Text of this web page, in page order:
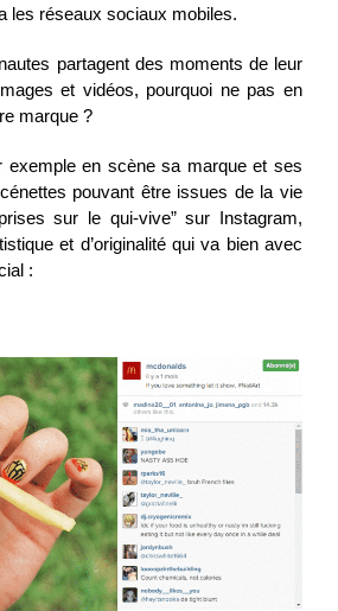
les réseaux sociaux mobiles.
partagent des moments de leur
et vidéos, pourquoi ne pas en
marque ?
exemple en scène sa marque et ses
pouvant être issues de la vie
sur le qui-vive” sur Instagram,
et d’originalité qui va bien avec
: